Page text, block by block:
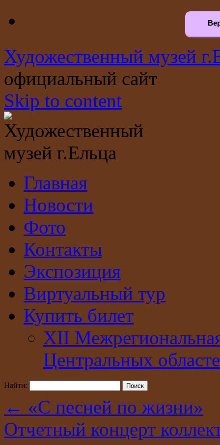
Художественный музей
официальный сайт
Skip to content
Главная
Новости
Фото
Контакты
Экспозиция
Виртуальный тур
Купить билет
XII
Центральных
Найти:
← «С песней по жизни»
Отчетный концерт